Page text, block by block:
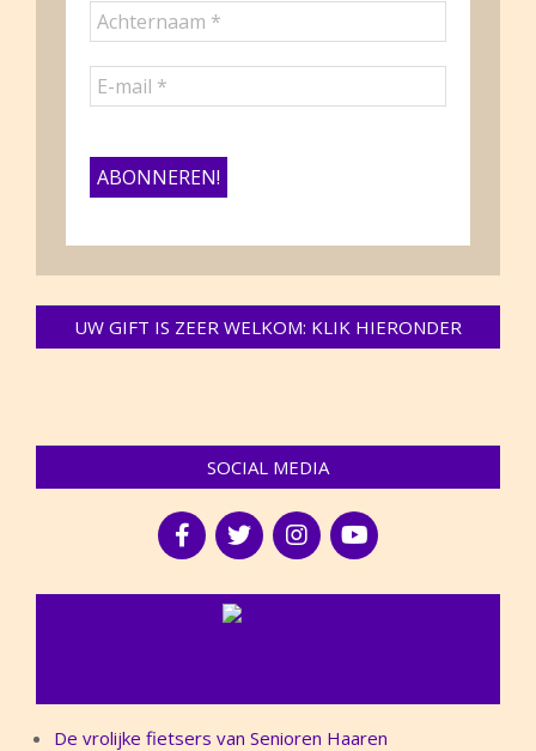
UW GIFT IS ZEER WELKOM: KLIK HIERONDER
SOCIAL MEDIA
De vrolijke fietsers van Senioren Haaren